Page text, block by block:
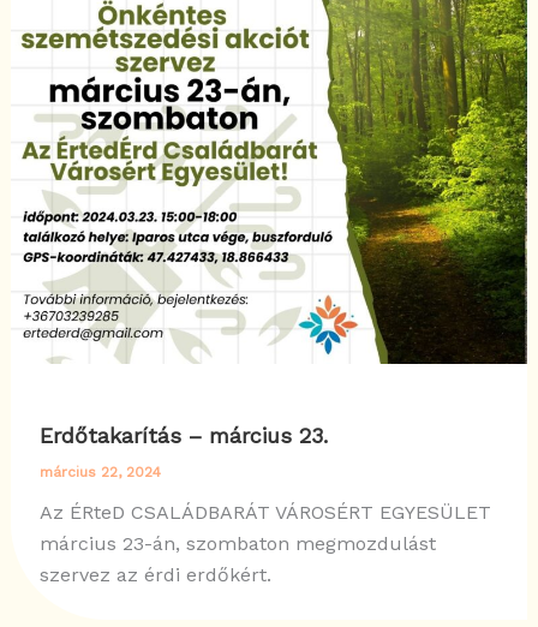
Erdőtakarítás – március 23.
március 22, 2024
Az ÉRteD CSALÁDBARÁT VÁROSÉRT EGYESÜLET
március 23-án, szombaton megmozdulást
szervez az érdi erdőkért.